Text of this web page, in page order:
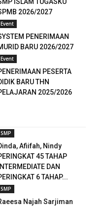
2026/2027
Event
PENERIMAAN
BARU 2026/2027
Event
PESERTA
BARU THN
2025/2026
SMP
Afiifah, Nindy
45 TAHAP
INTERMEDIATE DAN
6 TAHAP...
SMP
Najah Sarjiman